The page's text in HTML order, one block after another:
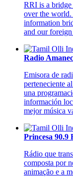
RRI is a
over the world.
information
and our foreign
Radio
Emisora de
perteneciente
una
información
mejor música
Princesa 90.9
Rádio que
composta por
animação e a